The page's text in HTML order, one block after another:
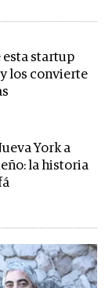
esta startup
los convierte
York a
la historia